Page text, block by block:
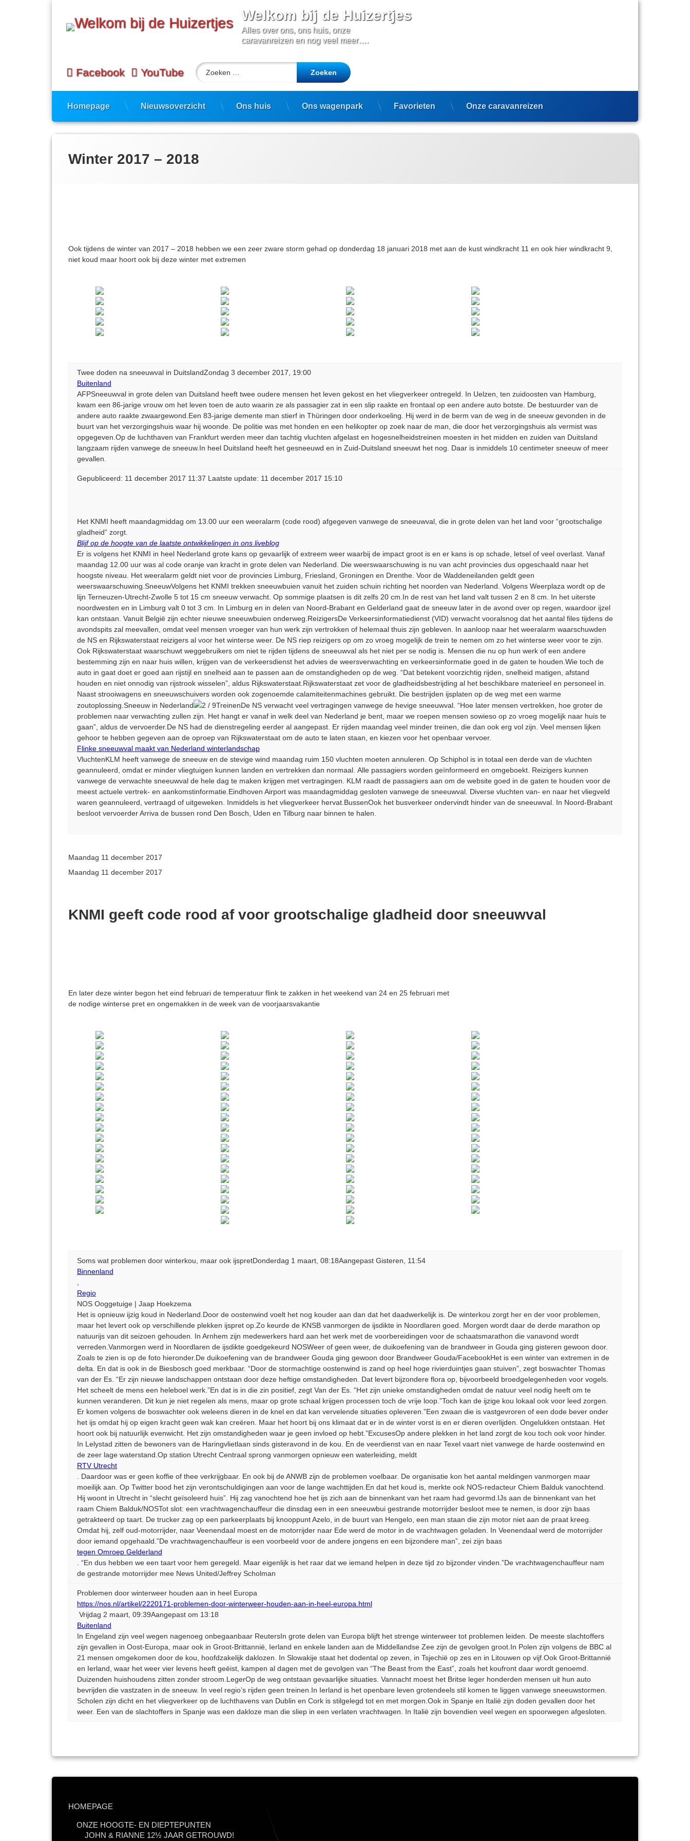
Welkom bij de Huizertjes
Alles over ons, ons huis, onze
caravanreizen en nog veel meer….
Facebook YouTube
Zoeken naar:
Homepage Nieuwsoverzicht Ons huis Ons wagenpark Favorieten Onze caravanreizen
Winter 2017 – 2018
Ook tijdens de winter van 2017 – 2018 hebben we een zeer zware storm gehad op donderdag 18 januari 2018 met aan de kust windkracht 11 en ook hier windkracht 9,
niet koud maar hoort ook bij deze winter met extremen
Twee doden na sneeuwval in DuitslandZondag 3 december 2017, 19:00
Buitenland
AFPSneeuwval in grote delen van Duitsland heeft twee oudere mensen het leven gekost en het vliegverkeer ontregeld. In Uelzen, ten zuidoosten van Hamburg,
kwam een 86-jarige vrouw om het leven toen de auto waarin ze als passagier zat in een slip raakte en frontaal op een andere auto botste. De bestuurder van de
andere auto raakte zwaargewond.Een 83-jarige demente man stierf in Thüringen door onderkoeling. Hij werd in de berm van de weg in de sneeuw gevonden in de
buurt van het verzorgingshuis waar hij woonde. De politie was met honden en een helikopter op zoek naar de man, die door het verzorgingshuis als vermist was
opgegeven.Op de luchthaven van Frankfurt werden meer dan tachtig vluchten afgelast en hogesnelheidstreinen moesten in het midden en zuiden van Duitsland
langzaam rijden vanwege de sneeuw.In heel Duitsland heeft het gesneeuwd en in Zuid-Duitsland sneeuwt het nog. Daar is inmiddels 10 centimeter sneeuw of meer
gevallen.
Gepubliceerd: 11 december 2017 11:37 Laatste update: 11 december 2017 15:10
Het KNMI heeft maandagmiddag om 13.00 uur een weeralarm (code rood) afgegeven vanwege de sneeuwval, die in grote delen van het land voor “grootschalige
gladheid” zorgt.
Blijf op de hoogte van de laatste ontwikkelingen in ons liveblog
Er is volgens het KNMI in heel Nederland grote kans op gevaarlijk of extreem weer waarbij de impact groot is en er kans is op schade, letsel of veel overlast. Vanaf
maandag 12.00 uur was al code oranje van kracht in grote delen van Nederland. Die weerswaarschuwing is nu van acht provincies dus opgeschaald naar het
hoogste niveau. Het weeralarm geldt niet voor de provincies Limburg, Friesland, Groningen en Drenthe. Voor de Waddeneilanden geldt geen
weerswaarschuwing.SneeuwVolgens het KNMI trekken sneeuwbuien vanuit het zuiden schuin richting het noorden van Nederland. Volgens Weerplaza wordt op de
lijn Terneuzen-Utrecht-Zwolle 5 tot 15 cm sneeuw verwacht. Op sommige plaatsen is dit zelfs 20 cm.In de rest van het land valt tussen 2 en 8 cm. In het uiterste
noordwesten en in Limburg valt 0 tot 3 cm. In Limburg en in delen van Noord-Brabant en Gelderland gaat de sneeuw later in de avond over op regen, waardoor ijzel
kan ontstaan. Vanuit België zijn echter nieuwe sneeuwbuien onderweg.ReizigersDe Verkeersinformatiedienst (VID) verwacht vooralsnog dat het aantal files tijdens de
avondspits zal meevallen, omdat veel mensen vroeger van hun werk zijn vertrokken of helemaal thuis zijn gebleven. In aanloop naar het weeralarm waarschuwden
de NS en Rijkswaterstaat reizigers al voor het winterse weer.​ De NS riep reizigers op om zo vroeg mogelijk de trein te nemen om zo het winterse weer voor te zijn.
Ook Rijkswaterstaat waarschuwt weggebruikers om niet te rijden tijdens de sneeuwval als het niet per se nodig is. Mensen die nu op hun werk of een andere
bestemming zijn en naar huis willen, krijgen van de verkeersdienst het advies de weersverwachting en verkeersinformatie goed in de gaten te houden.Wie toch de
auto in gaat doet er goed aan rijstijl en snelheid aan te passen aan de omstandigheden op de weg. “Dat betekent voorzichtig rijden, snelheid matigen, afstand
houden en niet onnodig van rijstrook wisselen”, aldus Rijkswaterstaat.Rijkswaterstaat zet voor de gladheidsbestrijding al het beschikbare materieel en personeel in.
Naast strooiwagens en sneeuwschuivers worden ook zogenoemde calamiteitenmachines gebruikt. Die bestrijden ijsplaten op de weg met een warme
zoutoplossing.Sneeuw in Nederland
2 / 9TreinenDe NS verwacht veel vertragingen vanwege de hevige sneeuwval. “Hoe later mensen vertrekken, hoe groter de
problemen naar verwachting zullen zijn. Het hangt er vanaf in welk deel van Nederland je bent, maar we roepen mensen sowieso op zo vroeg mogelijk naar huis te
gaan”, aldus de vervoerder.De NS had de dienstregeling eerder al aangepast. Er rijden maandag veel minder treinen, die dan ook erg vol zijn. Veel mensen lijken
gehoor te hebben gegeven aan de oproep van Rijkswaterstaat om de auto te laten staan, en kiezen voor het openbaar vervoer.
Flinke sneeuwval maakt van Nederland winterlandschap
VluchtenKLM heeft vanwege de sneeuw en de stevige wind maandag ruim 150 vluchten moeten annuleren. Op Schiphol is in totaal een derde van de vluchten
geannuleerd, omdat er minder vliegtuigen kunnen landen en vertrekken dan normaal. Alle passagiers worden geïnformeerd en omgeboekt. Reizigers kunnen
vanwege de verwachte sneeuwval de hele dag te maken krijgen met vertragingen. KLM raadt de passagiers aan om de website goed in de gaten te houden voor de
meest actuele vertrek- en aankomstinformatie.Eindhoven Airport was maandagmiddag gesloten vanwege de sneeuwval. Diverse vluchten van- en naar het vliegveld
waren geannuleerd, vertraagd of uitgeweken. Inmiddels is het vliegverkeer hervat.BussenOok het busverkeer ondervindt hinder van de sneeuwval. In Noord-Brabant
besloot vervoerder Arriva de bussen rond Den Bosch, Uden en Tilburg naar binnen te halen.
Maandag 11 december 2017
Maandag 11 december 2017
KNMI geeft code rood af voor grootschalige gladheid door sneeuwval
En later deze winter begon het eind februari de temperatuur flink te zakken in het weekend van 24 en 25 februari met
de nodige winterse pret en ongemakken in de week van de voorjaarsvakantie
Soms wat problemen door winterkou, maar ook ijspretDonderdag 1 maart, 08:18Aangepast Gisteren, 11:54
Binnenland
Regio
NOS Ooggetuige | Jaap Hoekzema
Het is opnieuw ijzig koud in Nederland.Door de oostenwind voelt het nog kouder aan dan dat het daadwerkelijk is. De winterkou zorgt her en der voor problemen,
maar het levert ook op verschillende plekken ijspret op.Zo keurde de KNSB vanmorgen de ijsdikte in Noordlaren goed. Morgen wordt daar de derde marathon op
natuurijs van dit seizoen gehouden. In Arnhem zijn medewerkers hard aan het werk met de voorbereidingen voor de schaatsmarathon die vanavond wordt
verreden.Vanmorgen werd in Noordlaren de ijsdikte goedgekeurd NOSWeer of geen weer, de duikoefening van de brandweer in Gouda ging gisteren gewoon door.
Zoals te zien is op de foto hieronder.De duikoefening van de brandweer Gouda ging gewoon door Brandweer Gouda/FacebookHet is een winter van extremen in de
delta. En dat is ook in de Biesbosch goed merkbaar. “Door de stormachtige oostenwind is zand op heel hoge rivierduintjes gaan stuiven”, zegt boswachter Thomas
van der Es. “Er zijn nieuwe landschappen ontstaan door deze heftige omstandigheden. Dat levert bijzondere flora op, bijvoorbeeld broedgelegenheden voor vogels.
Het scheelt de mens een heleboel werk.”En dat is in die zin positief, zegt Van der Es. “Het zijn unieke omstandigheden omdat de natuur veel nodig heeft om te
kunnen veranderen. Dit kun je niet regelen als mens, maar op grote schaal krijgen processen toch de vrije loop.”Toch kan de ijzige kou lokaal ook voor leed zorgen.
Er komen volgens de boswachter ook weleens dieren in de knel en dat kan vervelende situaties opleveren.”Een zwaan die is vastgevroren of een dode bever onder
het ijs omdat hij op eigen kracht geen wak kan creëren. Maar het hoort bij ons klimaat dat er in de winter vorst is en er dieren overlijden. Ongelukken ontstaan. Het
hoort ook bij natuurlijk evenwicht. Het zijn omstandigheden waar je geen invloed op hebt.”ExcusesOp andere plekken in het land zorgt de kou toch ook voor hinder.
In Lelystad zitten de bewoners van de Haringvlietlaan sinds gisteravond in de kou. En de veerdienst van en naar Texel vaart niet vanwege de harde oostenwind en
de zeer lage waterstand.Op station Utrecht Centraal sprong vanmorgen opnieuw een waterleiding, meldt
RTV Utrecht
. Daardoor was er geen koffie of thee verkrijgbaar. En ook bij de ANWB zijn de problemen voelbaar. De organisatie kon het aantal meldingen vanmorgen maar
moeilijk aan. Op Twitter bood het zijn verontschuldigingen aan voor de lange wachttijden.En dat het koud is, merkte ook NOS-redacteur Chiem Balduk vanochtend.
Hij woont in Utrecht in “slecht geïsoleerd huis”. Hij zag vanochtend hoe het ijs zich aan de binnenkant van het raam had gevormd.IJs aan de binnenkant van het
raam Chiem Balduk/NOSTot slot: een vrachtwagenchauffeur die dinsdag een in een sneeuwbui gestrande motorrijder besloot mee te nemen, is door zijn baas
getrakteerd op taart. De trucker zag op een parkeerplaats bij knooppunt Azelo, in de buurt van Hengelo, een man staan die zijn motor niet aan de praat kreeg.
Omdat hij, zelf oud-motorrijder, naar Veenendaal moest en de motorrijder naar Ede werd de motor in de vrachtwagen geladen. In Veenendaal werd de motorrijder
door iemand opgehaald.”De vrachtwagenchauffeur is een voorbeeld voor de andere jongens en een bijzondere man”, zei zijn baas
tegen Omroep Gelderland
. “En dus hebben we een taart voor hem geregeld. Maar eigenlijk is het raar dat we iemand helpen in deze tijd zo bijzonder vinden.”De vrachtwagenchauffeur nam
de gestrande motorrijder mee News United/Jeffrey Scholman
Problemen door winterweer houden aan in heel Europa
https://nos.nl/artikel/2220171-problemen-door-winterweer-houden-aan-in-heel-europa.html
Vrijdag 2 maart, 09:39Aangepast om 13:18
Buitenland
In Engeland zijn veel wegen nagenoeg onbegaanbaar ReutersIn grote delen van Europa blijft het strenge winterweer tot problemen leiden. De meeste slachtoffers
zijn gevallen in Oost-Europa, maar ook in Groot-Brittannië, Ierland en enkele landen aan de Middellandse Zee zijn de gevolgen groot.In Polen zijn volgens de BBC al
21 mensen omgekomen door de kou, hoofdzakelijk daklozen. In Slowakije staat het dodental op zeven, in Tsjechië op zes en in Litouwen op vijf.Ook Groot-Brittannië
en Ierland, waar het weer vier levens heeft geëist, kampen al dagen met de gevolgen van “The Beast from the East”, zoals het koufront daar wordt genoemd.
Duizenden huishoudens zitten zonder stroom.LegerOp de weg ontstaan gevaarlijke situaties. Vannacht moest het Britse leger honderden mensen uit hun auto
bevrijden die vastzaten in de sneeuw. In veel regio’s rijden geen treinen.In Ierland is het openbare leven grotendeels stil komen te liggen vanwege sneeuwstormen.
Scholen zijn dicht en het vliegverkeer op de luchthavens van Dublin en Cork is stilgelegd tot en met morgen.Ook in Spanje en Italië zijn doden gevallen door het
weer. Een van de slachtoffers in Spanje was een dakloze man die sliep in een verlaten vrachtwagen. In Italië zijn bovendien veel wegen en spoorwegen afgesloten.
HOMEPAGE
ONZE HOOGTE- EN DIEPTEPUNTEN
JOHN & RIANNE 12½ JAAR GETROUWD!